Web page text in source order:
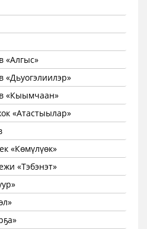
«Алгыс»
«Дьуогэлиилэр»
«Кыымчаан»
«Атастыылар»
«Көмүлүөк»
«Тэбэнэт»